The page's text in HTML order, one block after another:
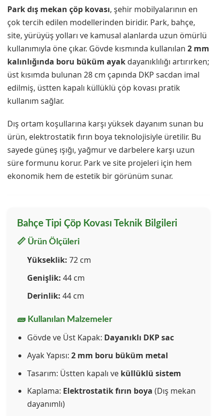
Park dış mekan çöp kovası, şehir mobilyalarının en
çok tercih edilen modellerinden biridir. Park, bahçe,
site, yürüyüş yolları ve kamusal alanlarda uzun ömürlü
kullanımıyla öne çıkar. Gövde kısmında kullanılan 2 mm
kalınlığında boru büküm ayak dayanıklılığı artırırken;
üst kısımda bulunan 28 cm çapında DKP sacdan imal
edilmiş, üstten kapalı küllüklü çöp kovası pratik
kullanım sağlar.
Dış ortam koşullarına karşı yüksek dayanım sunan bu
ürün, elektrostatik fırın boya teknolojisiyle üretilir. Bu
sayede güneş ışığı, yağmur ve darbelere karşı uzun
süre formunu korur. Park ve site projeleri için hem
ekonomik hem de estetik bir görünüm sunar.
Bahçe Tipi Çöp Kovası Teknik Bilgileri
📏 Ürün Ölçüleri
Yükseklik: 72 cm
Genişlik: 44 cm
Derinlik: 44 cm
🧱 Kullanılan Malzemeler
Gövde ve Üst Kapak: Dayanıklı DKP sac
Ayak Yapısı: 2 mm boru büküm metal
Tasarım: Üstten kapalı ve küllüklü sistem
Kaplama: Elektrostatik fırın boya (Dış mekan
dayanımlı)